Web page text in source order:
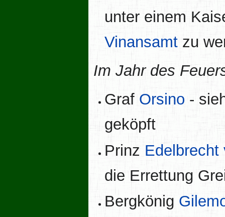
unter einem
Vinansamt zu
Im Jahr des
Graf Orsino -
geköpft
Prinz Edelbrecht
die Errettung
Bergkönig